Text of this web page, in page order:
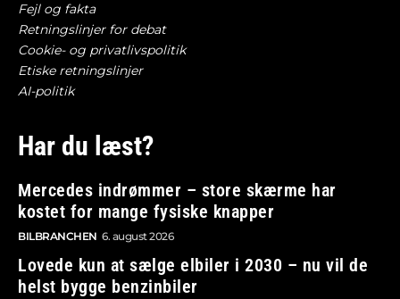
Fejl og fakta
Retningslinjer for debat
Cookie- og privatlivspolitik
Etiske retningslinjer
AI-politik
Har du læst?
Mercedes indrømmer – store skærme har
kostet for mange fysiske knapper
BILBRANCHEN 6. august 2026
Lovede kun at sælge elbiler i 2030 – nu vil de
helst bygge benzinbiler